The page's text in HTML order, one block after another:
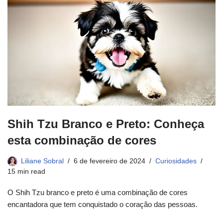
Shih Tzu Branco e Preto: Conheça
esta combinação de cores
Liliane Sobral 6 de fevereiro de 2024
Curiosidades
15 min read
O Shih Tzu branco e preto é uma combinação de cores
encantadora que tem conquistado o coração das pessoas.